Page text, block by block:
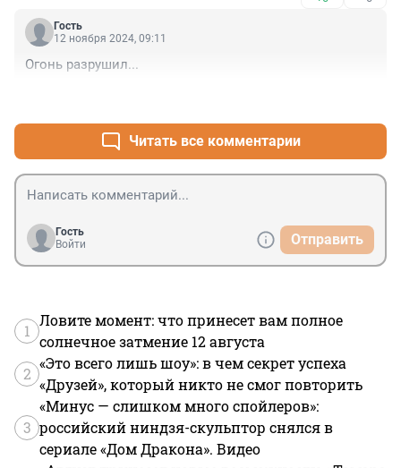
Гость
12 ноября 2024, 09:11
Огонь разрушил...
Читать все комментарии
Гость
Войти
Отправить
1
Ловите момент: что принесет вам полное
солнечное затмение 12 августа
2
«Это всего лишь шоу»: в чем секрет успеха
«Друзей», который никто не смог повторить
3
«Минус — слишком много спойлеров»:
российский ниндзя-скульптор снялся в
сериале «Дом Дракона». Видео